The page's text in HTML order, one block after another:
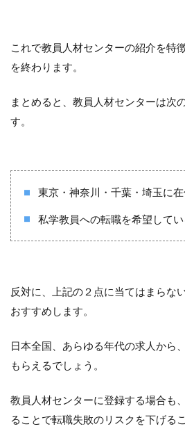
これで教員人材センターの紹介を特
を終わります。
まとめると、教員人材センターは次
す。
東京・神奈川・千葉・埼玉に
私学教員への転職を希望してい
反対に、上記の２点に当てはまらな
おすすめします。
日本全国、あらゆる年代の求人から
もらえるでしょう。
教員人材センターに登録する場合も、
ることで転職失敗のリスクを下げる